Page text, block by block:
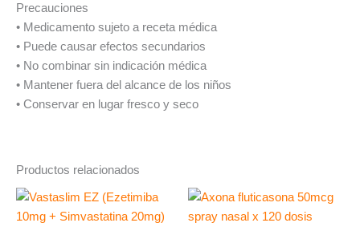
Precauciones
• Medicamento sujeto a receta médica
• Puede causar efectos secundarios
• No combinar sin indicación médica
• Mantener fuera del alcance de los niños
• Conservar en lugar fresco y seco
Productos relacionados